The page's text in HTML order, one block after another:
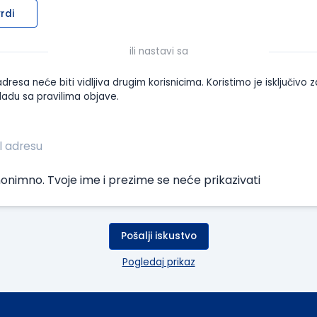
ili nastavi sa
neće biti vidljiva drugim korisnicima. Koristimo je isključivo
sa pravilima objave.
Tvoje ime i prezime se neće prikazivati
Pošalji iskustvo
Pogledaj prikaz